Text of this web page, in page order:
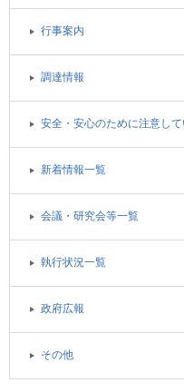
行事案内
調達情報
安全・安心のために注意し
新着情報一覧
会議・研究会等一覧
執行状況一覧
政府広報
その他